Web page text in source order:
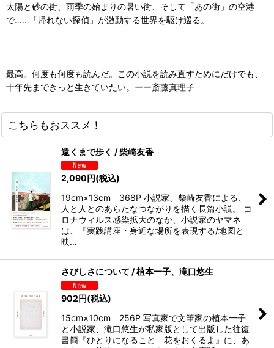
太陽と砂の街、雨季の始まりの暑い街、そして「あの街」の空港
で……「帰れない探偵」が激動する世界を駆け巡る。
最高。何度も何度も読んだ。この小説を読み直すためにだけでも、
十年先まできっと生きていたい。ーー斎藤真理子
こちらもおススメ！
遠くまで歩く / 柴崎友香
2,090円(税込)
19cm×13cm 368P 小説家、柴崎友香による、
人と人とのあらたなつながりを描く長篇小説。 コ
ロナウィルス感染拡大のなか、小説家のヤマネ
は、『実践講座・身近な場所を表現する/地図と
映…
さびしさについて / 植本一子、滝口悠生
902円(税込)
15cm×10cm 256P 写真家で文筆家の植本一子
と小説家、滝口悠生が私家版として出版した往復
書簡『ひとりになること 花をおくるよ』に、あ